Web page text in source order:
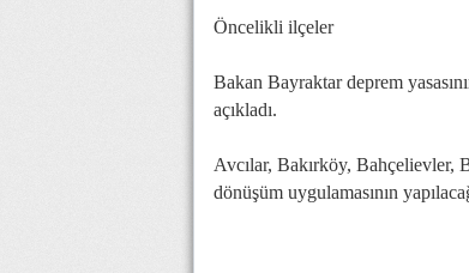
Öncelikli ilçeler
Bakan Bayraktar deprem
açıkladı.
Avcılar, Bakırköy, Bahçelievler,
dönüşüm uygulamasının